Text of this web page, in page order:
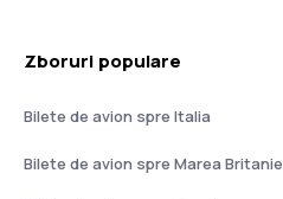
Zboruri populare
Bilete de avion spre Italia
Bilete de avion spre Marea Britanie